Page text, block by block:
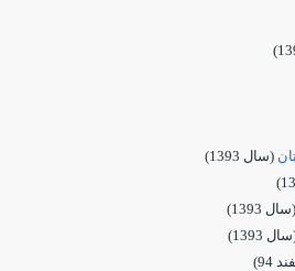
(سال 1393)
(سال 1393)
1393)
94)